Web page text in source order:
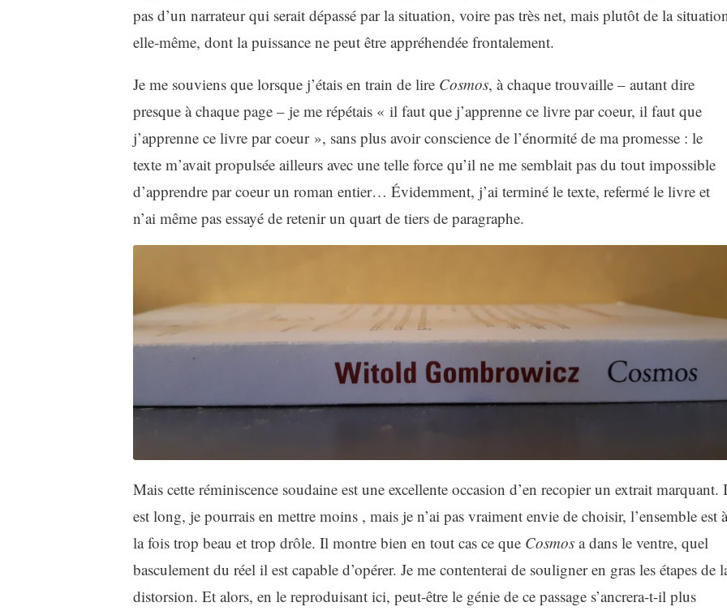
pas d’un narrateur qui serait dépassé par la situation, voire pas très net, mais plutôt de la
elle-même, dont la puissance ne peut être appréhendée frontalement.
Je me souviens que lorsque j’étais en train de lire Cosmos, à chaque trouvaille – autant dire
presque à chaque page – je me répétais « il faut que j’apprenne ce livre par coeur, il faut que
j’apprenne ce livre par coeur », sans plus avoir conscience de l’énormité de ma promesse : le
texte m’avait propulsée ailleurs avec une telle force qu’il ne me semblait pas du tout impossible
d’apprendre par coeur un roman entier… Évidemment, j’ai terminé le texte, refermé le livre et
n’ai même pas essayé de retenir un quart de tiers de paragraphe.
Mais cette réminiscence soudaine est une excellente occasion d’en recopier un extrait marquant.
est long, je pourrais en mettre moins , mais je n’ai pas vraiment envie de choisir, l’ensemble est à
la fois trop beau et trop drôle. Il montre bien en tout cas ce que Cosmosa dans le ventre, quel
basculement du réel il est capable d’opérer. Je me contenterai de souligner en gras les étapes de
distorsion. Et alors, en le reproduisant ici, peut-être le génie de ce passage s’ancrera-t-il plus